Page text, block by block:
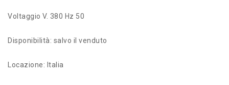
Voltaggio V. 380 Hz 50
Disponibilità: salvo il venduto
Locazione: Italia